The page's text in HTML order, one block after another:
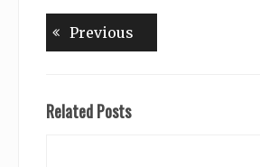
Beitragsnavigation
Previous
Related Posts